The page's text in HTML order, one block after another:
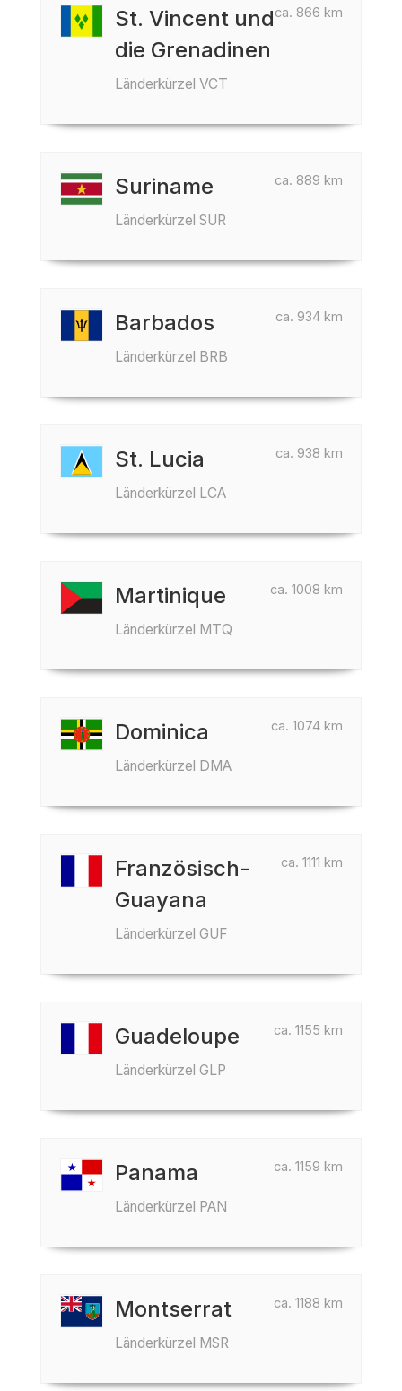
ca. 866 km
St. Vincent und
die Grenadinen
Länderkürzel VCT
ca. 889 km
Suriname
Länderkürzel SUR
ca. 934 km
Barbados
Länderkürzel BRB
ca. 938 km
St. Lucia
Länderkürzel LCA
ca. 1008 km
Martinique
Länderkürzel MTQ
ca. 1074 km
Dominica
Länderkürzel DMA
ca. 1111 km
Französisch-
Guayana
Länderkürzel GUF
ca. 1155 km
Guadeloupe
Länderkürzel GLP
ca. 1159 km
Panama
Länderkürzel PAN
ca. 1188 km
Montserrat
Länderkürzel MSR